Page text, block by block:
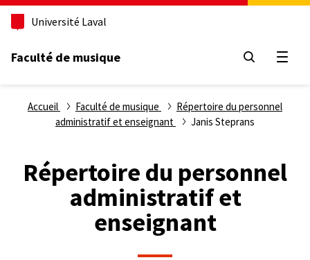
Aller
principal
Université Laval
Faculté de musique
Fil
d'Ariane
Accueil Faculté de musique
Répertoire du personnel
administratif et enseignant
Janis Steprans
Répertoire du personnel
administratif et
enseignant